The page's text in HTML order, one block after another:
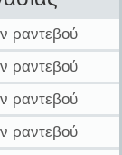
ραντεβού
ραντεβού
ραντεβού
ραντεβού